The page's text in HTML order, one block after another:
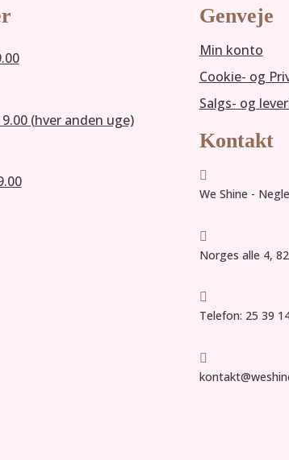
(hver anden uge)
Genveje
Min konto
Cookie- og
Salgs- og
Kontakt

We Shine -

Norges alle 4,

Telefon: 25 39
